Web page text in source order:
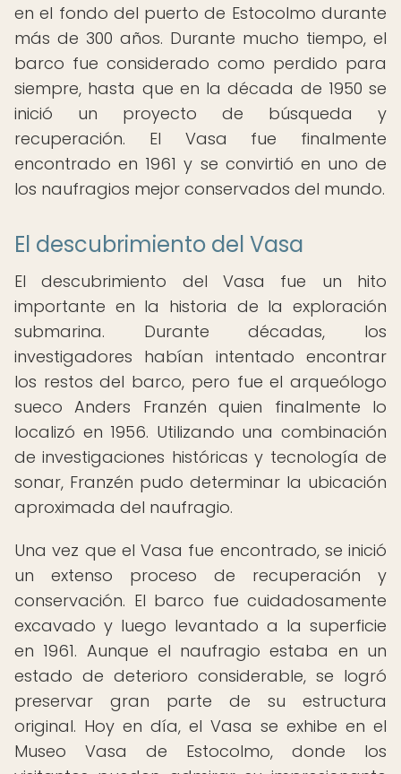
en el fondo del puerto de Estocolmo durante
más de 300 años. Durante mucho tiempo, el
barco fue considerado como perdido para
siempre, hasta que en la década de 1950 se
inició un proyecto de búsqueda y
recuperación. El Vasa fue finalmente
encontrado en 1961 y se convirtió en uno de
los naufragios mejor conservados del mundo.
El descubrimiento del Vasa
El descubrimiento del Vasa fue un hito
importante en la historia de la exploración
submarina. Durante décadas, los
investigadores habían intentado encontrar
los restos del barco, pero fue el arqueólogo
sueco Anders Franzén quien finalmente lo
localizó en 1956. Utilizando una combinación
de investigaciones históricas y tecnología de
sonar, Franzén pudo determinar la ubicación
aproximada del naufragio.
Una vez que el Vasa fue encontrado, se inició
un extenso proceso de recuperación y
conservación. El barco fue cuidadosamente
excavado y luego levantado a la superficie
en 1961. Aunque el naufragio estaba en un
estado de deterioro considerable, se logró
preservar gran parte de su estructura
original. Hoy en día, el Vasa se exhibe en el
Museo Vasa de Estocolmo, donde los